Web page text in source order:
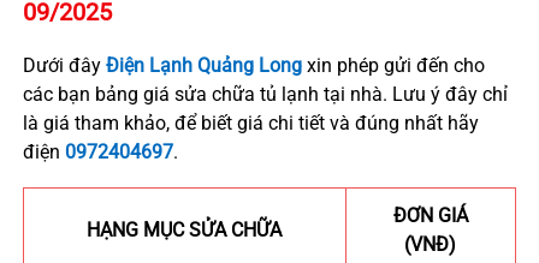
09/2025
Dưới đây Điện Lạnh Quảng Longxin phép gửi đến cho
các bạn bảng giá sửa chữa tủ lạnh tại nhà. Lưu ý đây chỉ
là giá tham khảo, để biết giá chi tiết và đúng nhất hãy
điện 0972404697.
HẠNG MỤC SỬA CHỮA
ĐƠN GIÁ
(VNĐ)